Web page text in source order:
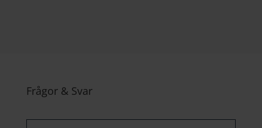
Frågor & Svar